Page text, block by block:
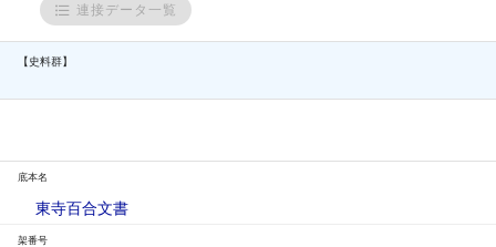
連接データ一覧
【史料群】
底本名
東寺百合文書
架番号